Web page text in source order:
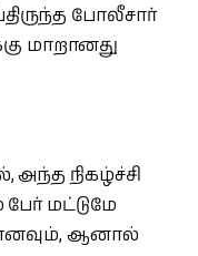
போலீசார்
மாறானது
அந்த நிகழ்ச்சி
மட்டுமே
ஆனால்